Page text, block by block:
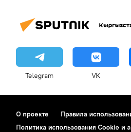
Telegram VK
О проекте Правила
Политика использования Cookie и